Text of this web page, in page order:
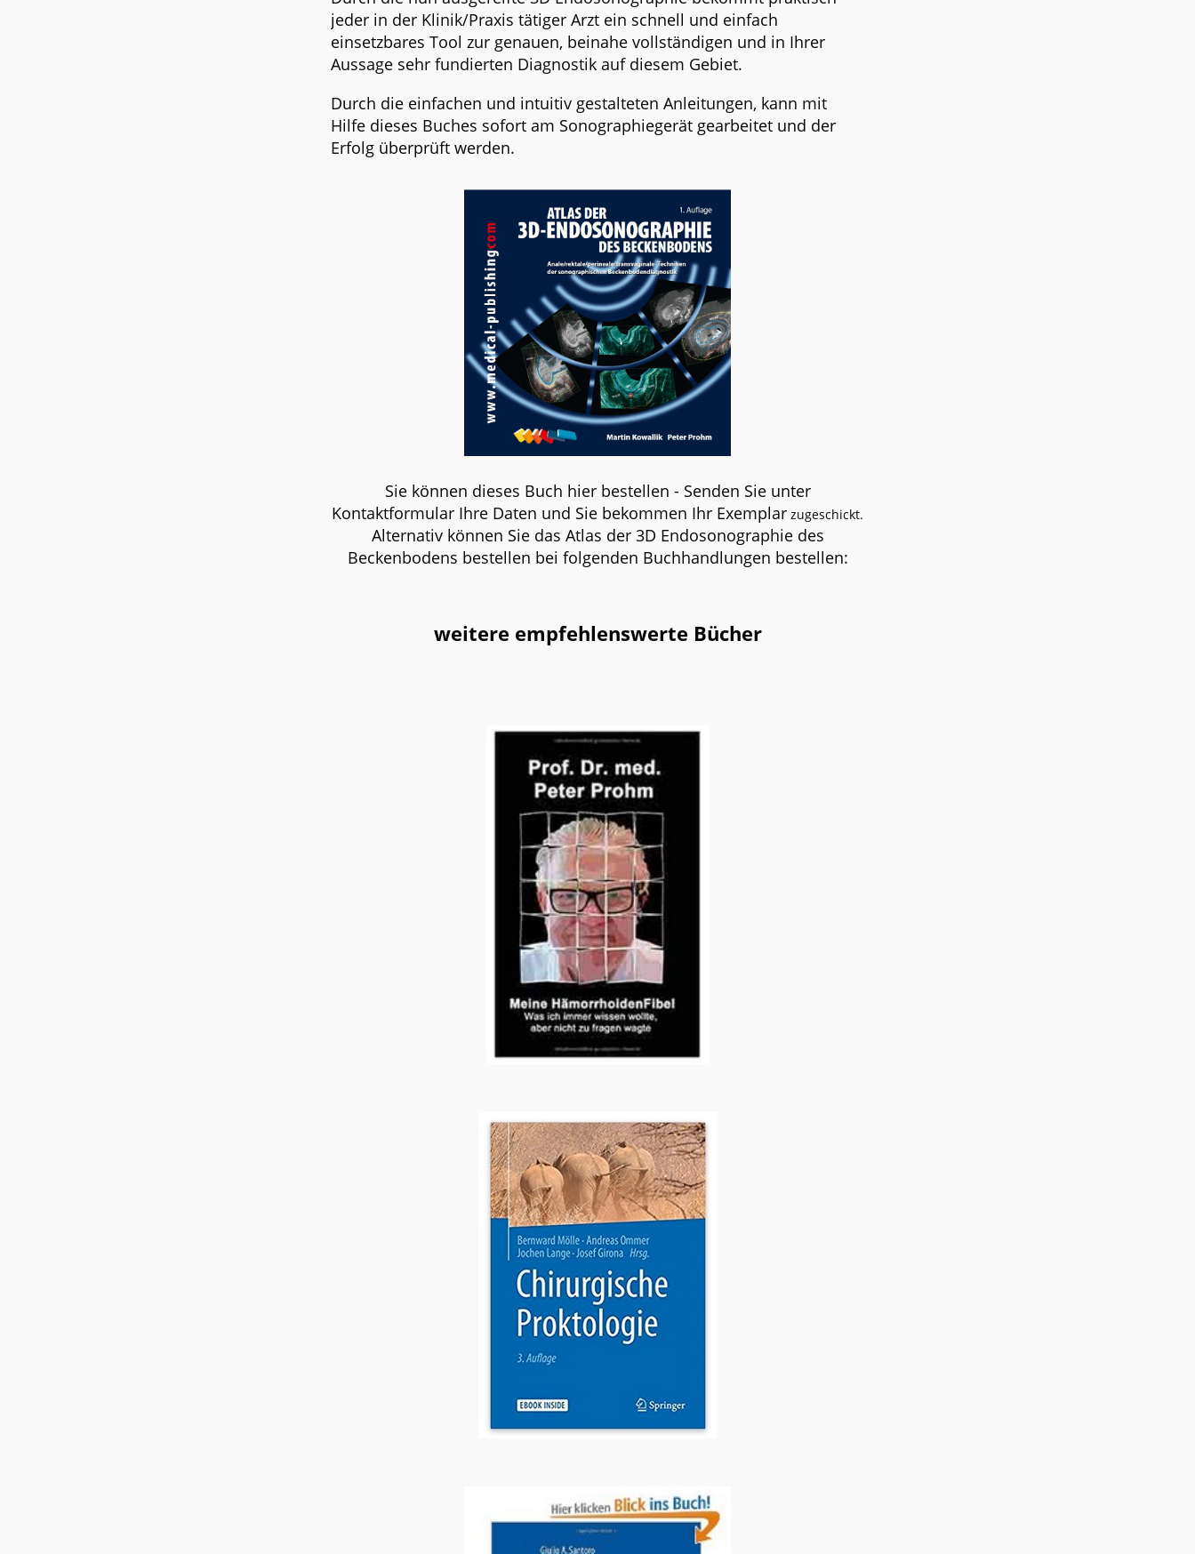
jeder in der Klinik/Praxis tätiger Arzt ein schnell und einfach
einsetzbares Tool zur genauen, beinahe vollständigen und in Ihrer
Aussage sehr fundierten Diagnostik auf diesem Gebiet.
Durch die einfachen und intuitiv gestalteten Anleitungen, kann mit
Hilfe dieses Buches sofort am Sonographiegerät gearbeitet und der
Erfolg überprüft werden.
Sie können dieses Buch hier bestellen - Senden Sie unter
Kontaktformular Ihre Daten und Sie bekommen Ihr Exemplar zugeschickt.
Alternativ können Sie das Atlas der 3D Endosonographie des
Beckenbodens bestellen bei folgenden Buchhandlungen bestellen:
weitere empfehlenswerte Bücher